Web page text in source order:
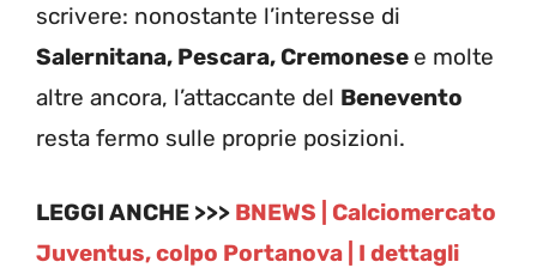
scrivere: nonostante l’interesse di
Salernitana, Pescara, Cremonese e molte
altre ancora, l’attaccante del Benevento
resta fermo sulle proprie posizioni.
LEGGI ANCHE >>> BNEWS | Calciomercato
Juventus, colpo Portanova | I dettagli